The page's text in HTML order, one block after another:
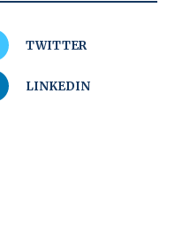
TWITTER
LINKEDIN